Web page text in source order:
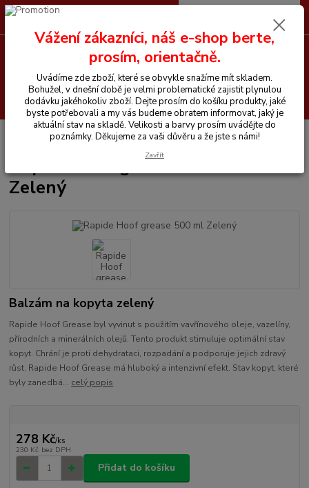
Hledat
+420 605 255 500 0 Kč
Chemické prostředky Rapide Rapide Hoof grease 500 ml Zelený
Rapide Hoof grease 500 ml
Zelený
Balzám na kopyta zelený
Rapide Hoof Grease byl vyvinut s použitím vavřínového oleje, vazelíny,
přírodních a minerálních olejů. Tento produkt stimuluje optimální stav
kopyt. Chrání je proti dehydrataci, rozpadání a podporuje jejich zdravý
růst. Rapide Hoof Grease má hluboký a intenzivní efekt. Stav kopyt, které
byly zanedbá... celý popis
278 Kč/ks
230 Kč bez DPH
Přidat do košíku
Vážení zákazníci, náš e-shop berte,
prosím, orientačně.
Uvádíme zde zboží, které se obvykle snažíme mít skladem.
Bohužel, v dnešní době je velmi problematické zajistit plynulou
dodávku jakéhokoliv zboží. Dejte prosím do košíku produkty, jaké
byste potřebovali a my vás budeme obratem informovat, jaký je
aktuální stav na skladě. Velikosti a barvy prosím uvádějte do
poznámky. Děkujeme za vaši důvěru a že jste s námi!
Zavřít